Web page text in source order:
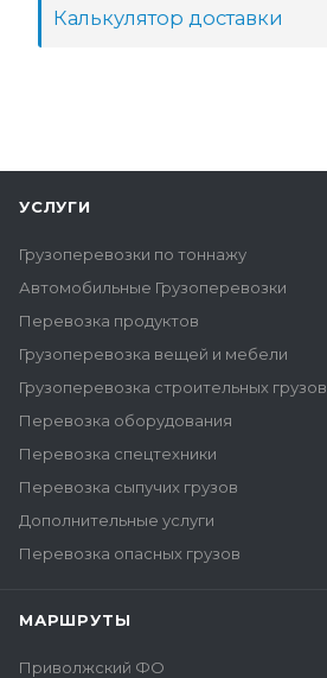
Калькулятор доставки
УСЛУГИ
Грузоперевозки по тоннажу
Автомобильные Грузоперевозки
Перевозка продуктов
Грузоперевозка вещей и мебели
Грузоперевозка строительных грузов
Перевозка оборудования
Перевозка спецтехники
Перевозка сыпучих грузов
Дополнительные услуги
Перевозка опасных грузов
МАРШРУТЫ
Приволжский ФО